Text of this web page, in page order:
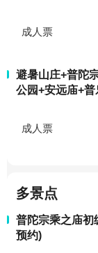
成人票
避暑山庄+普陀
公园+安远庙+普
成人票
多景点
普陀宗乘之庙初
预约)